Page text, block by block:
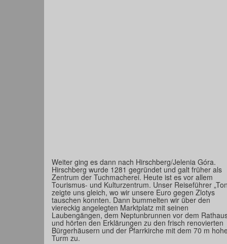
Weiter ging es dann nach Hirschberg/Jelenia Góra.
Hirschberg wurde 1281 gegründet und galt früher als
Zentrum der Tuchmacherei. Heute ist es vor allem
Tourismus- und Kulturzentrum. Unser Reiseführer
zeigte uns gleich, wo wir unsere Euro gegen Zlotys
tauschen konnten. Dann bummelten wir über den
viereckig angelegten Marktplatz mit seinen
Laubengängen, dem Neptunbrunnen vor dem
und hörten den Erklärungen zu den frisch renovierten
Bürgerhäusern und der Pfarrkirche mit dem 70 m
Turm zu.